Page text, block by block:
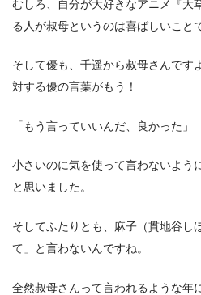
むしろ、自分が大好きなアニメ『大
る人が叔母というのは喜ばしいこと
そして優も、千遥から叔母さんです
対する優の言葉がもう！
「もう言っていいんだ、良かった」
小さいのに気を使って言わないよう
と思いました。
そしてふたりとも、麻子（貫地谷し
て」と言わないんですね。
全然叔母さんって言われるような年